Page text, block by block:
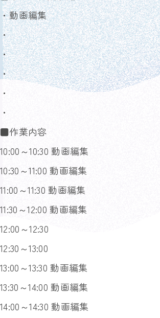
・動画編集
・
・
・
・
・
■作業内容
10:00～10:30 動画編集
10:30～11:00 動画編集
11:00～11:30 動画編集
11:30～12:00 動画編集
12:00～12:30
12:30～13:00
13:00～13:30 動画編集
13:30～14:00 動画編集
14:00～14:30 動画編集